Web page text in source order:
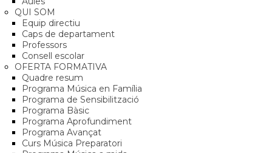
QUI SOM
Equip directiu
Caps de departament
Professors
Consell escolar
OFERTA FORMATIVA
Quadre resum
Programa Música en Família
Programa de Sensibilització
Programa Bàsic
Programa Aprofundiment
Programa Avançat
Curs Música Preparatori